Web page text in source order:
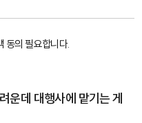
동의 필요합니다.
운데 대행사에 맡기는 게